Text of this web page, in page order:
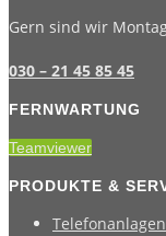
Gern sind wir
030 – 21 45 85 45
FERNWARTUNG
Teamviewer
PRODUKTE &
Telefonanlagen